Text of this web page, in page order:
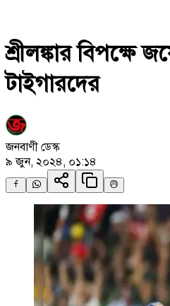
শ্রীলঙ্কার বিপক্ষে
টাইগারদের
জনবাণী ডেস্ক
৯ জুন, ২০২৪, ০১:১৪